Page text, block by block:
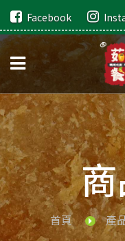
Facebook
首頁 產